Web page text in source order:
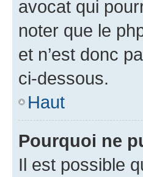
avocat qui
noter que le
et n’est donc
ci-dessous.
Haut
Pourquoi ne
Il est possible